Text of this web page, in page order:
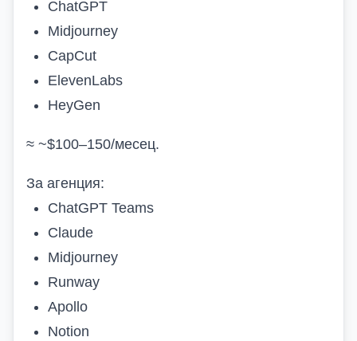
ChatGPT
Midjourney
CapCut
ElevenLabs
HeyGen
≈ ~$100–150/месец.
За агенция:
ChatGPT Teams
Claude
Midjourney
Runway
Apollo
Notion